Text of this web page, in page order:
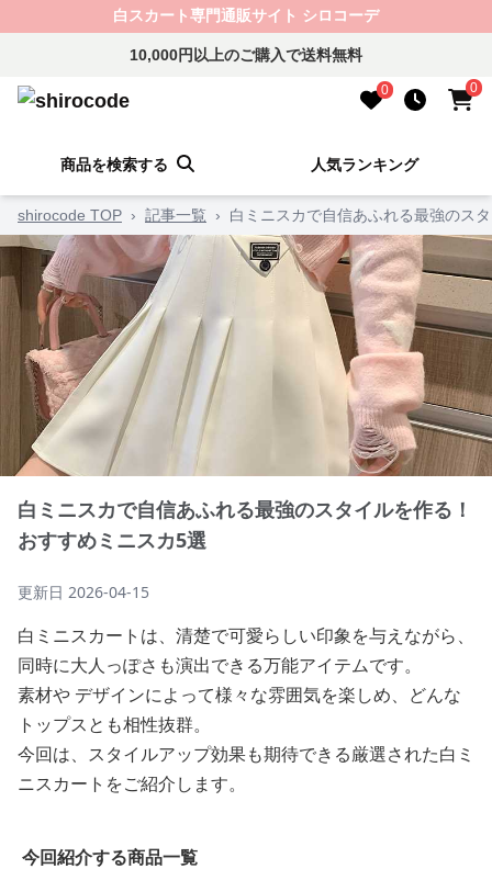
白スカート専門通販サイト シロコーデ
10,000円以上のご購入で送料無料
0 0
商品を検索する 人気ランキング
shirocode TOP › 記事一覧 › 白ミニスカで自信あふれる最強のス
白ミニスカで自信あふれる最強のスタイルを作る！
おすすめミニスカ5選
更新日 2026-04-15
白ミニスカートは、清楚で可愛らしい印象を与えながら、
同時に大人っぽさも演出できる万能アイテムです。
素材や デザインによって様々な雰囲気を楽しめ、どんな
トップスとも相性抜群。
今回は、スタイルアップ効果も期待できる厳選された白ミ
ニスカートをご紹介します。
今回紹介する商品一覧